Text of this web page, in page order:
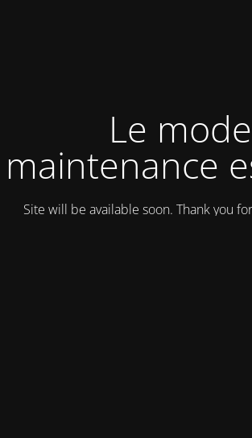
Le mode
maintenance
Site will be available soon. Thank you